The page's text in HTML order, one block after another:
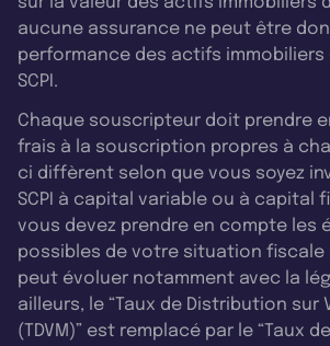
aucune assurance ne peut être
performance des actifs immobiliers
SCPI.
Chaque souscripteur doit prendre
frais à la souscription propres à
ci diffèrent selon que vous soyez
SCPI à capital variable ou à capital
vous devez prendre en compte les
possibles de votre situation fiscale
peut évoluer notamment avec la
ailleurs, le “Taux de Distribution sur
(TDVM)” est remplacé par le “Taux